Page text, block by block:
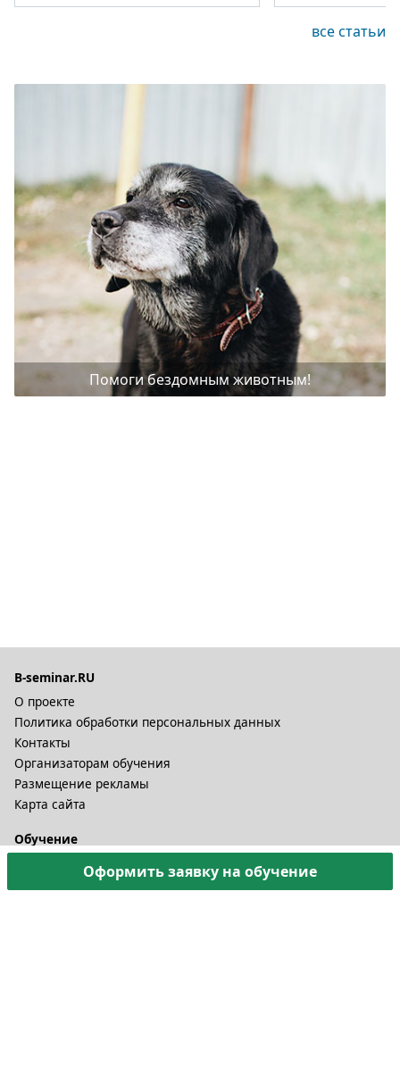
все статьи
Помоги бездомным животным!
Оформить заявку на обучение
B-seminar.RU
О проекте
Политика обработки персональных данных
Контакты
Организаторам обучения
Размещение рекламы
Карта сайта
Обучение
Онлайн курсы
Дистационное обучение и видеокурсы